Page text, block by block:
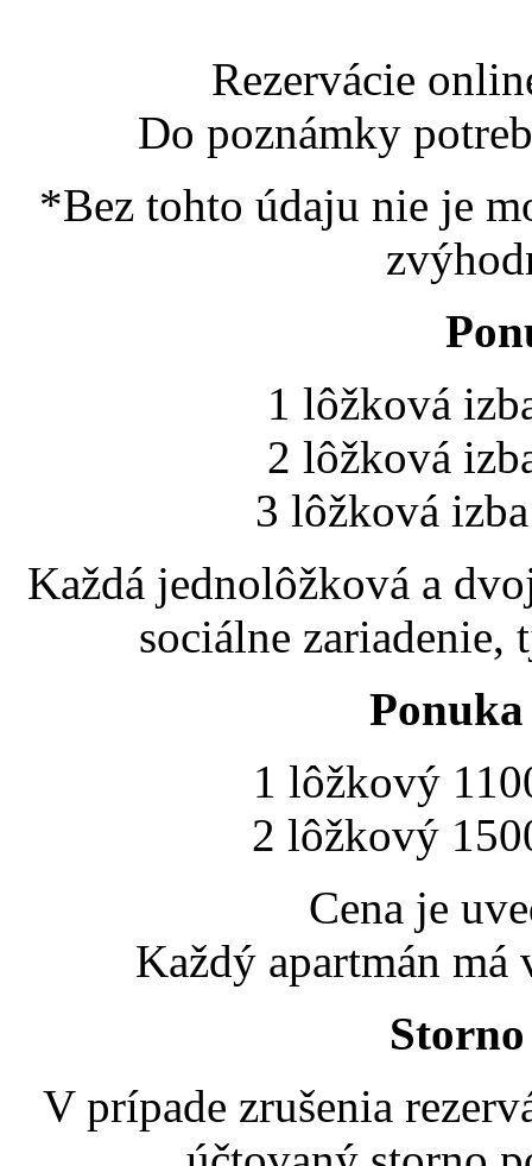
Rezervácie
Do poznámky
*Bez tohto údaju nie je
1 lôžková
2 lôžková
3 lôžková
Každá jednolôžková a
sociálne zariadenie,
1 lôžkový
2 lôžkový
Cena je
Každý apartmán má
V prípade zrušenia